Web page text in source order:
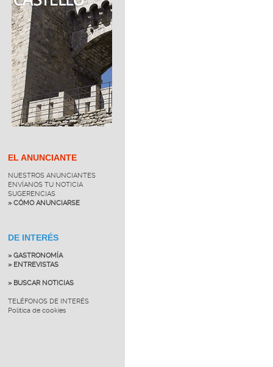
EL ANUNCIANTE
NUESTROS ANUNCIANTES
ENVÍANOS TU NOTICIA
SUGERENCIAS
» CÓMO ANUNCIARSE
DE INTERÉS
» GASTRONOMÍA
» ENTREVISTAS
» BUSCAR NOTICIAS
TELÉFONOS DE INTERÉS
Política de cookies